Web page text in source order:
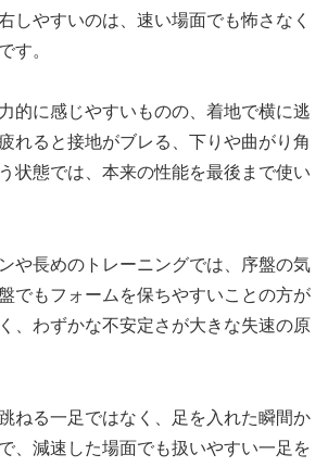
しやすいのは、速い場面でも怖さなく
す。
的に感じやすいものの、着地で横に逃
れると接地がブレる、下りや曲がり角
状態では、本来の性能を最後まで使い
や長めのトレーニングでは、序盤の気
でもフォームを保ちやすいことの方が
、わずかな不安定さが大きな失速の原
ねる一足ではなく、足を入れた瞬間か
、減速した場面でも扱いやすい一足を